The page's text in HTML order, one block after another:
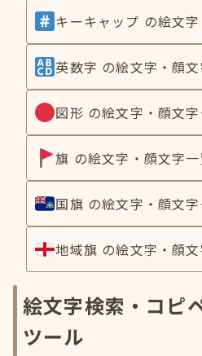
キーキャップ の絵文
英数字 の絵文字・顔
図形 の絵文字・顔文
旗 の絵文字・顔文字
国旗 の絵文字・顔文
地域旗 の絵文字・顔
絵文字検索・コピ
ツール